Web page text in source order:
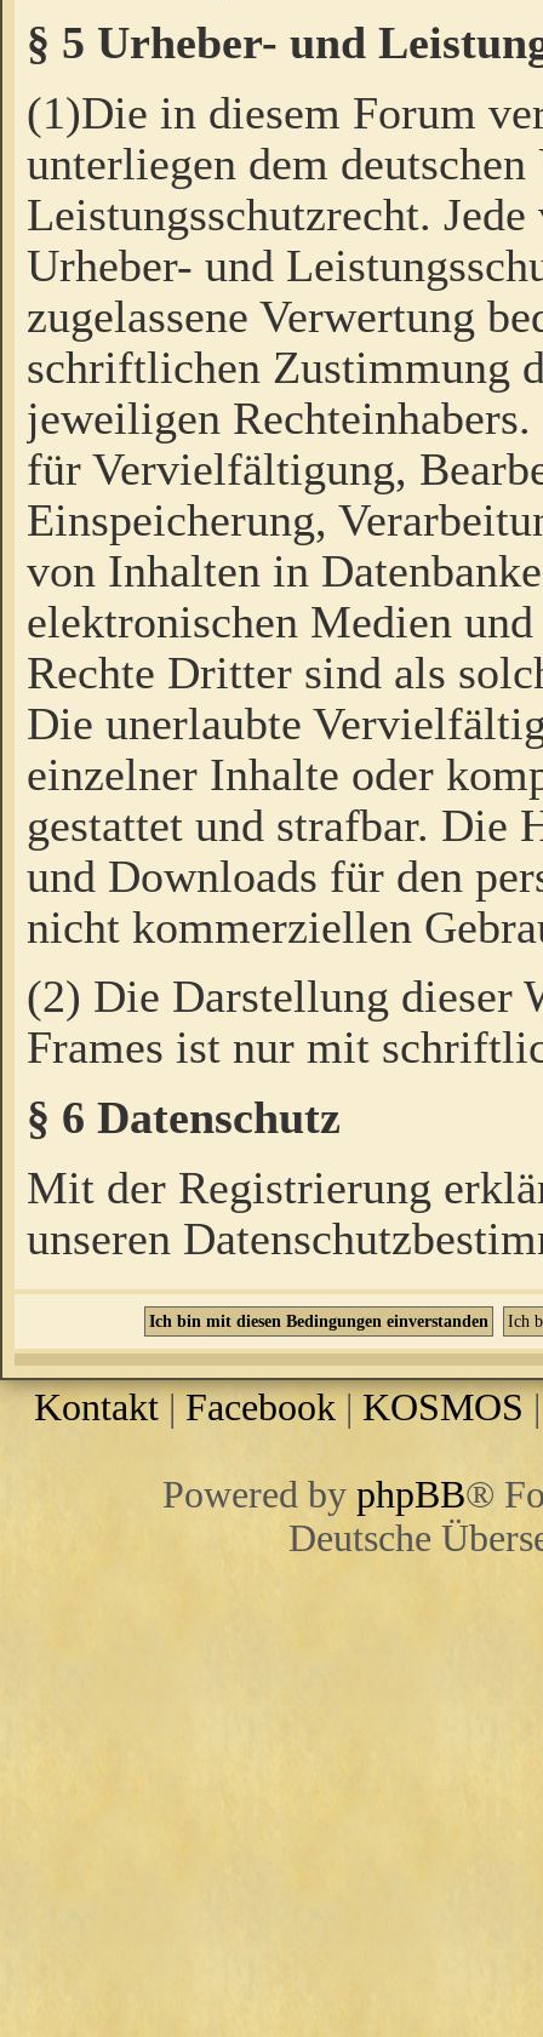
§ 5 Urheber- und
(1)Die in diesem Forum
unterliegen dem
Leistungsschutzrecht.
Urheber- und
zugelassene Verwertung
schriftlichen Zustimmung
jeweiligen
für Vervielfältigung,
Einspeicherung,
von Inhalten in
elektronischen Medien
Rechte Dritter sind als
Die unerlaubte
einzelner Inhalte oder
gestattet und strafbar. Die
und Downloads für den
nicht kommerziellen
(2) Die Darstellung dieser
Frames ist nur mit
§ 6 Datenschutz
Mit der Registrierung
unseren
Kontakt |Facebook | KOSMOS
Powered by phpBB®
Deutsche